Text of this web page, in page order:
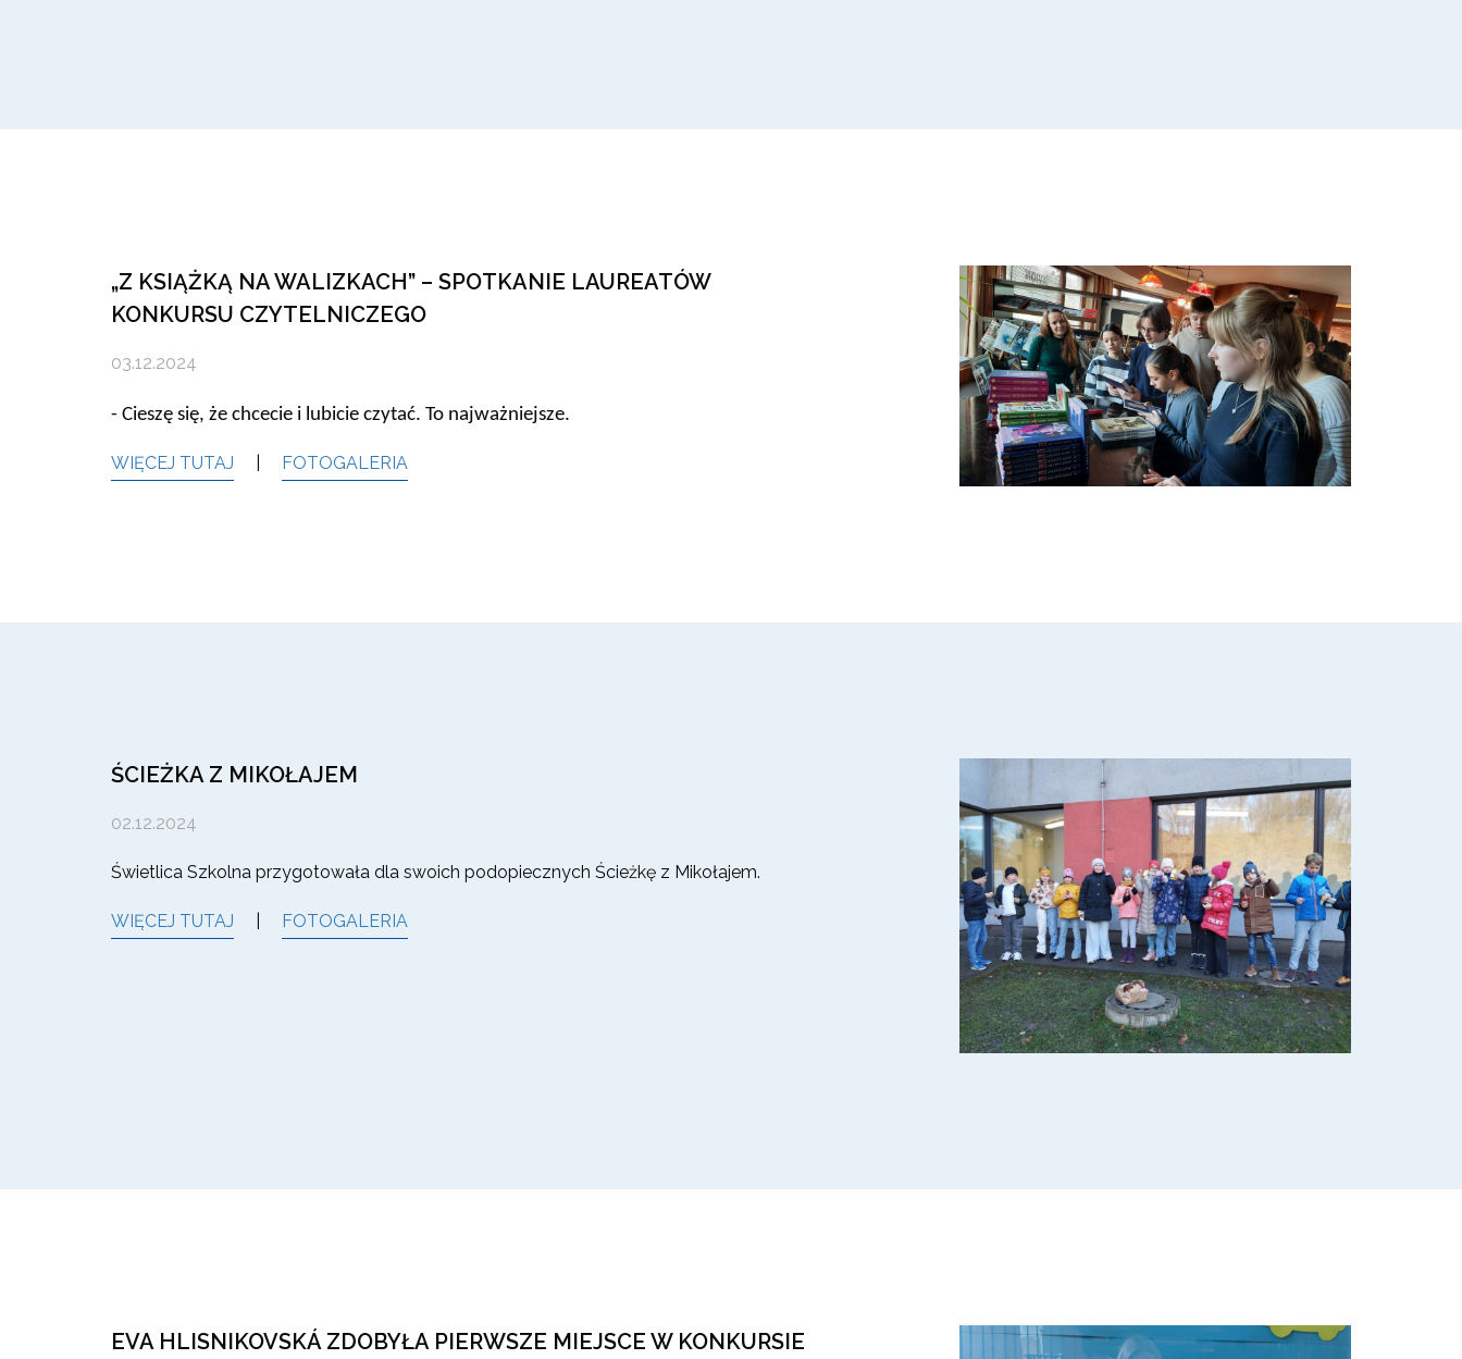
„Z KSIĄŻKĄ NA WALIZKACH” – SPOTKANIE LAUREATÓW
KONKURSU CZYTELNICZEGO
03.12.2024
- Cieszę się, że chcecie i lubicie czytać. To najważniejsze.
WIĘCEJ TUTAJ FOTOGALERIA
ŚCIEŻKA Z MIKOŁAJEM
02.12.2024
Świetlica Szkolna przygotowała dla swoich podopiecznych Ścieżkę z Mikołajem.
WIĘCEJ TUTAJ FOTOGALERIA
EVA HLISNIKOVSKÁ ZDOBYŁA PIERWSZE MIEJSCE W KONKURSIE